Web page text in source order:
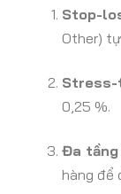
Stop-
Other)
Stress-
0,25 %.
Đa tầng
hàng để